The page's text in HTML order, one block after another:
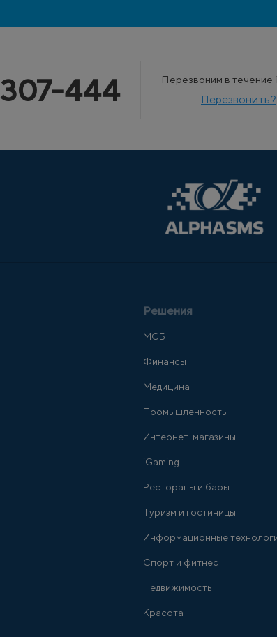
307-444 Перезвоним в течение
Перезвонить?
Решения
МСБ
Финансы
Медицина
Промышленность
Интернет-магазины
iGaming
Рестораны и бары
Туризм и гостиницы
Информационные
Спорт и фитнес
Недвижимость
Красота